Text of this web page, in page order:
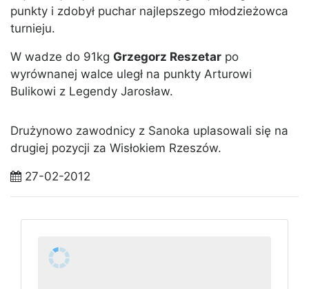
punkty i zdobył puchar najlepszego młodzieżowca
turnieju.
W wadze do 91kg Grzegorz Reszetar po
wyrównanej walce uległ na punkty Arturowi
Bulikowi z Legendy Jarosław.
Drużynowo zawodnicy z Sanoka uplasowali się na
drugiej pozycji za Wisłokiem Rzeszów.
27-02-2012